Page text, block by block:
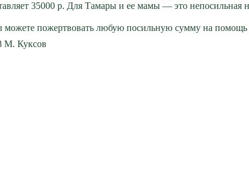
35000 р. Для Тамары и ее мамы — это непосильная
пожертвовать любую посильную сумму на помощь
М. Куксов